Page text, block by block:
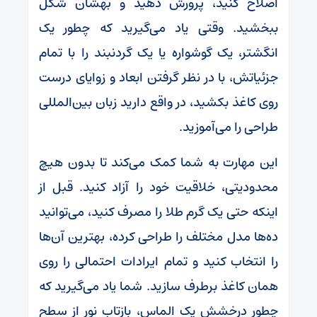
ببخشید. وقتی یاد می‌گیرید که چطور یک
انگشتر، یک گوشواره یا یک گردنبند را با تمام
جزئیاتش، با در نظر گرفتن ابعاد و زوایای درست
روی کاغذ بکشید، در واقع دارید زبان بین‌المللی
طراحی را می‌آموزید.
این مهارت به شما کمک می‌کند تا بدون هیچ
محدودیتی، خلاقیت خود را آزاد کنید. قبل از
اینکه حتی یک گرم طلا را مصرف کنید، می‌توانید
ده‌ها مدل مختلف را طراحی کرده، بهترین آن‌ها
را انتخاب کنید و تمام ایرادات احتمالی را روی
همان کاغذ برطرف سازید. شما یاد می‌گیرید که
چطور درخشش یک الماس، بازتاب نور از سطح